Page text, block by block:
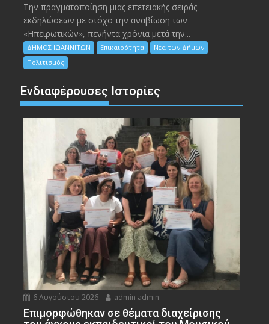
Την πραγματοποίηση μιας επετειακής σειράς
εκδηλώσεων με στόχο την αναβίωση των
«Ηπειρωτικών», πενήντα χρόνια μετά την...
ΔΗΜΟΣ ΙΩΑΝΝΙΤΩΝ Επικαιρότητα
Νέα των Δήμων
Πολιτισμός
Ενδιαφέρουσες Ιστορίες
6 Αυγούστου 2026 admin admin
Eπιμορφώθηκαν σε θέματα διαχείρισης